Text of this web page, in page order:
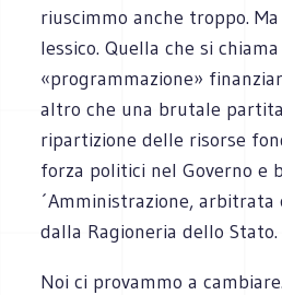
riuscimmo anche troppo.
lessico. Quella che si
«programmazione»
altro che una brutale
ripartizione delle risorse
forza politici nel Governo e
´Amministrazione, arbitrata
dalla Ragioneria dello Stato.
Noi ci provammo a